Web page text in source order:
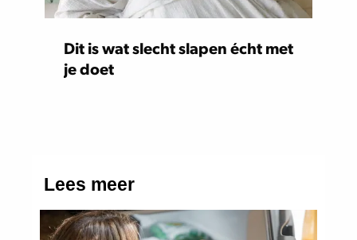
Dit is wat slecht slapen écht met
je doet